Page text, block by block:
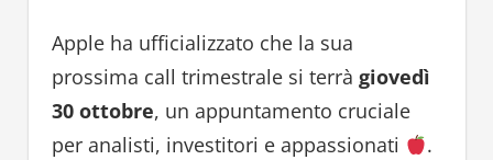
Apple ha ufficializzato che la sua
prossima call trimestrale si terrà giovedì
30 ottobre, un appuntamento cruciale
per analisti, investitori e appassionati
.